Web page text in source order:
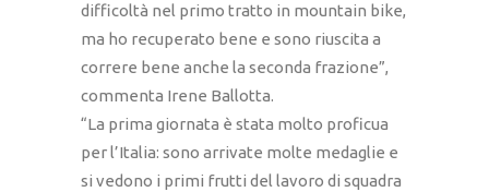
difficoltà nel primo tratto in mountain bike,
ma ho recuperato bene e sono riuscita a
correre bene anche la seconda frazione”,
commenta Irene Ballotta.
“La prima giornata è stata molto proficua
per l’Italia: sono arrivate molte medaglie e
si vedono i primi frutti del lavoro di squadra